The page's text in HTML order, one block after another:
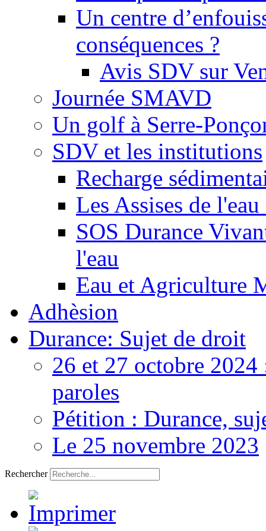
Un centre
conséquences ?
Avis SDV sur
Journée SMAVD
Un golf à Serre-
SDV et les institutions
Recharge
Les Assises de
SOS Durance
l'eau
Eau et Agriculture
Adhèsion
Durance: Sujet de droit
26 et 27 octobre 2024
paroles
Pétition : Durance,
Le 25 novembre 2023
Rechercher